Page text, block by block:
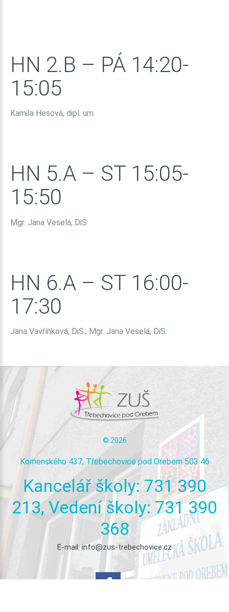
HN 2.B – PÁ 14:20-
15:05
Kamila Hesová, dipl. um.
HN 5.A – ST 15:05-
15:50
Mgr. Jana Veselá, DiS.
HN 6.A – ST 16:00-
17:30
Jana Vavřínková, DiS.; Mgr. Jana Veselá, DiS.
© 2026
Komenského 437, Třebechovice pod Orebem 503 46
Kancelář školy: 731 390
213, Vedení školy: 731 390
368
E-mail: info@zus-trebechovice.cz